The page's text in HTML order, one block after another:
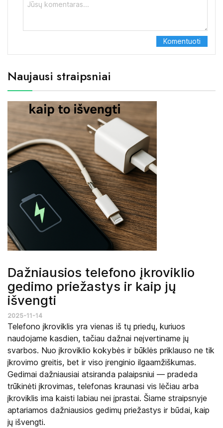
Naujausi straipsniai
Dažniausios telefono įkroviklio
gedimo priežastys ir kaip jų
išvengti
2025-11-14
Telefono įkroviklis yra vienas iš tų priedų, kuriuos
naudojame kasdien, tačiau dažnai neįvertiname jų
svarbos. Nuo įkroviklio kokybės ir būklės priklauso ne tik
įkrovimo greitis, bet ir viso įrenginio ilgaamžiškumas.
Gedimai dažniausiai atsiranda palaipsniui — pradeda
trūkinėti įkrovimas, telefonas kraunasi vis lėčiau arba
įkroviklis ima kaisti labiau nei įprastai. Šiame straipsnyje
aptariamos dažniausios gedimų priežastys ir būdai, kaip
jų išvengti.